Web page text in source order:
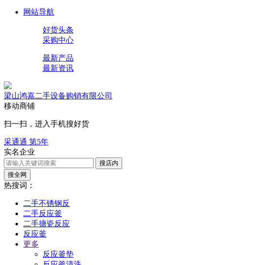
网站导航
好货头条
采购中心
最新产品
最新资讯
梁山鸿嘉二手设备购销有限公司
移动商铺
扫一扫，进入手机搜好货
采通通 第5年
实名企业
搜店内
搜全网
热搜词：
二手不锈钢反
二手反应釜
二手搪瓷反应
反应釜
更多
反应釜垫